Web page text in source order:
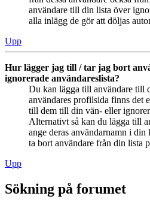
användare till din lista över
alla inlägg de gör att döljas
Upp
Hur lägger jag till / tar jag bort
ignorerade användareslista?
Du kan lägga till användare till
användares profilsida finns det
till dem till din vän- eller
Alternativt så kan du lägga till
ange deras användarnamn i
ta bort användare från din lista
Upp
Sökning på forumet